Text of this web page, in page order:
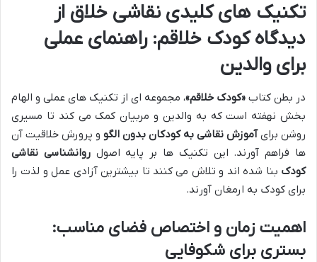
تکنیک های کلیدی نقاشی خلاق از
دیدگاه کودک خلاقم: راهنمای عملی
برای والدین
در بطن کتاب «کودک خلاقم»، مجموعه ای از تکنیک های عملی و الهام
بخش نهفته است که به والدین و مربیان کمک می کند تا مسیری
روشن برایآموزش نقاشی به کودکان بدون الگو و پرورش خلاقیت آن
ها فراهم آورند. این تکنیک ها بر پایه اصولروانشناسی نقاشی
کودک بنا شده اند و تلاش می کنند تا بیشترین آزادی عمل و لذت را
برای کودک به ارمغان آورند.
اهمیت زمان و اختصاص فضای مناسب:
بستری برای شکوفایی